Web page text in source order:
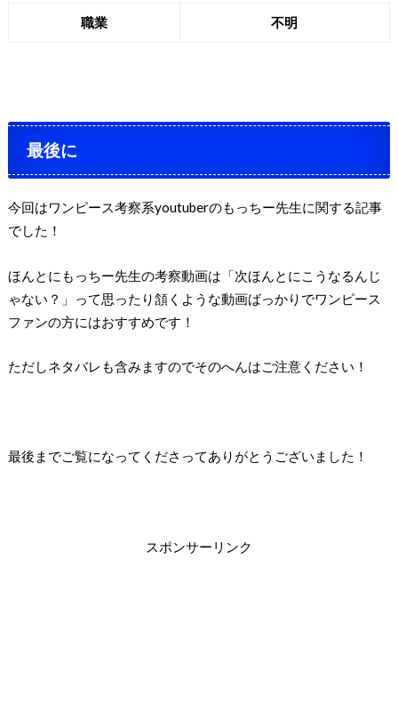
職業 不明
最後に
今回はワンピース考察系youtuberのもっちー先生に関する記事
でした！
ほんとにもっちー先生の考察動画は「次ほんとにこうなるんじ
ゃない？」って思ったり頷くような動画ばっかりでワンピース
ファンの方にはおすすめです！
ただしネタバレも含みますのでそのへんはご注意ください！
最後までご覧になってくださってありがとうございました！
スポンサーリンク